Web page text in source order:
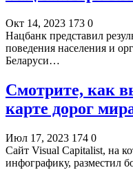
Окт 14, 2023 173 0
Нацбанк представил
поведения населения и
Беларуси…
Смотрите, как
карте дорог
Июл 17, 2023 174 0
Сайт Visual Capitalist, на
инфографику, разместил